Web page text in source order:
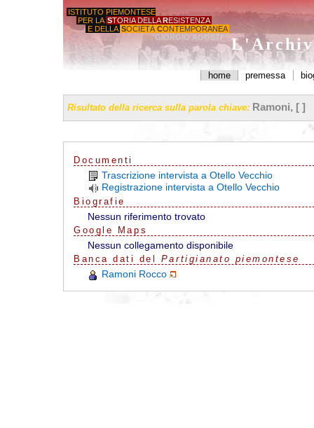
ISTITUTO PIEMONTESE
PER LA STORIA DELLA RESISTENZA
E DELLA SOCIETÀ CONTEMPORANEA
'GIORGIO AGOSTI'
home premessa
Risultato della ricerca sulla parola chiave: Ramoni, [ ]
Documenti
Trascrizione intervista a Otello Vecchio
Registrazione intervista a Otello Vecchio
Biografie
Nessun riferimento trovato
G oo g e Maps
Nessun collegamento disponibile
Banca dati del Partigianato piemontese
Ramoni Rocco